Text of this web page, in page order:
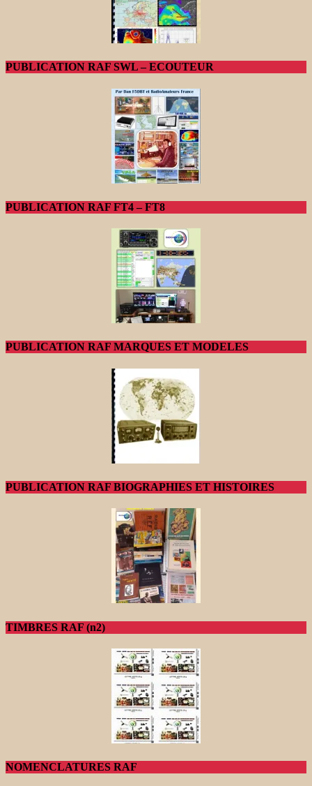
PUBLICATION RAF SWL – ECOUTEUR
PUBLICATION RAF FT4 – FT8
PUBLICATION RAF MARQUES ET MODELES
PUBLICATION RAF BIOGRAPHIES ET HISTOIRES
TIMBRES RAF (n2)
NOMENCLATURES RAF